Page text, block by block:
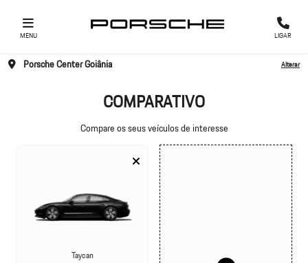
MENU LIGAR
Porsche Center Goiânia Alterar
COMPARATIVO
Compare os seus veículos de interesse
Taycan